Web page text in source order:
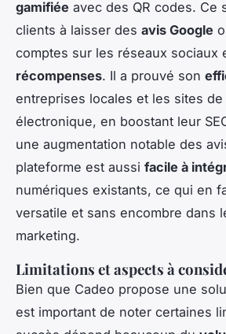
gamifiée avec des QR codes. Ce
clients à laisser des avis Google
comptes sur les réseaux sociaux
récompenses. Il a prouvé son
entreprises locales et les sites de
électronique, en boostant leur
une augmentation notable des
plateforme est aussi facile à
numériques existants, ce qui en
versatile et sans encombre dans
marketing.
Limitations et aspects à
Bien que Cadeo propose une
est important de noter certaines